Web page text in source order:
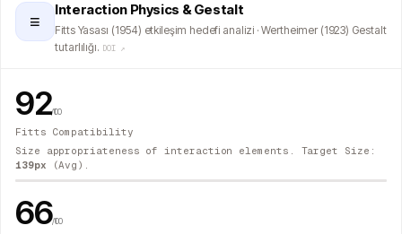
≡
Interaction Physics & Gestalt
Fitts Yasası (1954) etkileşim hedefi analizi · Wertheimer (1923) Gestalt
tutarlılığı. DOI ↗
92/100
Fitts Compatibility
Size appropriateness of interaction elements. Target Size:
139px (Avg).
66/100